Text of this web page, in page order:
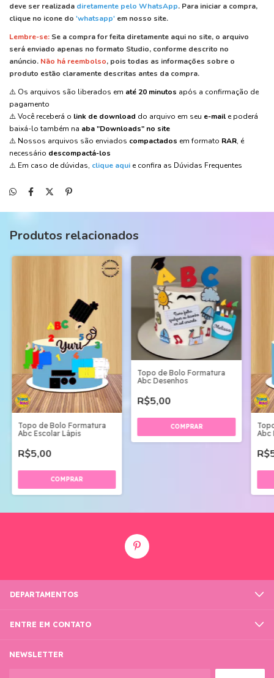
deve ser realizada diretamente pelo WhatsApp. Para iniciar a compra,
clique no icone do 'whatsapp' em nosso site.
Lembre-se: Se a compra for feita diretamente aqui no site, o arquivo
será enviado apenas no formato Studio, conforme descrito no
anúncio. Não há reembolso, pois todas as informações sobre o
produto estão claramente descritas antes da compra.
⚠️ Os arquivos são liberados em até 20 minutos após a confirmação de
pagamento
⚠️ Você receberá o link de download do arquivo em seu e-mail e poderá
baixá-lo também na aba "Downloads" no site
⚠️ Nossos arquivos são enviados compactados em formato RAR, é
necessário descompactá-los
⚠️ Em caso de dúvidas, clique aqui e confira as Dúvidas Frequentes
Produtos relacionados
Topo de Bolo Formatura
Abc Escolar Lápis
R$5,00
Topo de Bolo Formatura
Abc Desenhos
R$5,00
Abc
DEPARTAMENTOS
ENTRE EM CONTATO
NEWSLETTER